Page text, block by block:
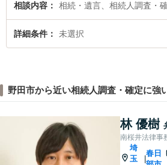
相談内容 相続・遺言、相続人調査・
詳細条件 未選択
野田市から近い相続人調査・確定に強
林 優樹
南桜井法律事
埼
玉
春日